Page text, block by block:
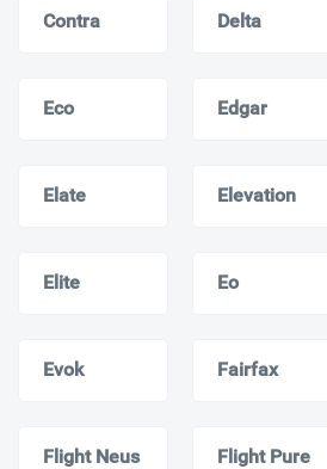
Contra Delta
Eco Edgar
Elate Elevation
Elite Eo
Evok Fairfax
Flight Neus Flight Pure